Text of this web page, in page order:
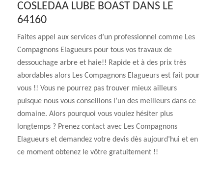
COSLEDAA LUBE BOAST DANS LE
64160
Faites appel aux services d’un professionnel comme Les
Compagnons Elagueurs pour tous vos travaux de
dessouchage arbre et haie!! Rapide et à des prix très
abordables alors Les Compagnons Elagueurs est fait pour
vous !! Vous ne pourrez pas trouver mieux ailleurs
puisque nous vous conseillons l’un des meilleurs dans ce
domaine. Alors pourquoi vous voulez hésiter plus
longtemps ? Prenez contact avec Les Compagnons
Elagueurs et demandez votre devis dès aujourd’hui et en
ce moment obtenez le vôtre gratuitement !!